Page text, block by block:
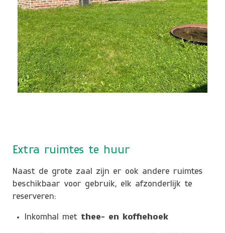
Extra ruimtes te huur
Naast de grote zaal zijn er ook andere ruimtes
beschikbaar voor gebruik, elk afzonderlijk te
reserveren:
Inkomhal met thee- en koffiehoek